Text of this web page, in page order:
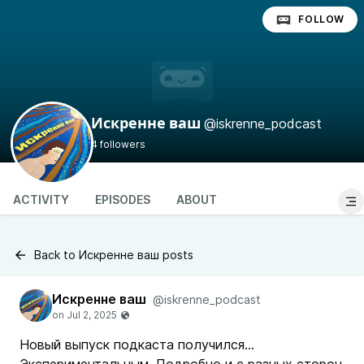
Искренне ваш @iskrenne_podcast
4 followers
FOLLOW
ACTIVITY EPISODES ABOUT
Back to Искренне ваш posts
Искренне ваш @iskrenne_podcast
Новый выпуск подкаста получился...